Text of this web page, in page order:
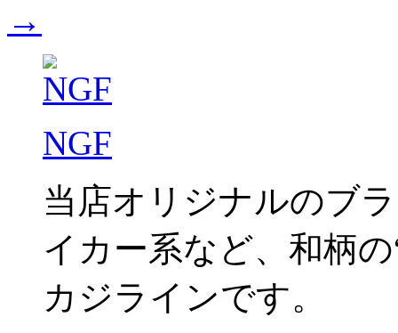
→
NGF
当店オリジナルのブ
イカー系など、和柄
カジラインです。